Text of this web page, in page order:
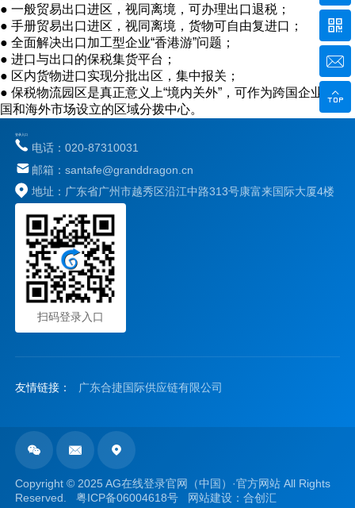
● 一般贸易出口进区，视同离境，可办理出口退税；
● 手册贸易出口进区，视同离境，货物可自由复进口；
● 全面解决出口加工型企业“香港游”问题；
● 进口与出口的保税集货平台；
● 区内货物进口实现分批出区，集中报关；
● 保税物流园区是真正意义上“境内关外”，可作为跨国企业为中
国和海外市场设立的区域分拨中心。
登录入口
电话：020-87310031
邮箱：santafe@granddragon.cn
地址：广东省广州市越秀区沿江中路313号康富来国际大厦4楼
扫码登录入口
友情链接： 广东合捷国际供应链有限公司
  
Copyright © 2025 AG在线登录官网（中国）·官方网站 All Rights
Reserved.
粤ICP备06004618号 网站建设：合创汇


